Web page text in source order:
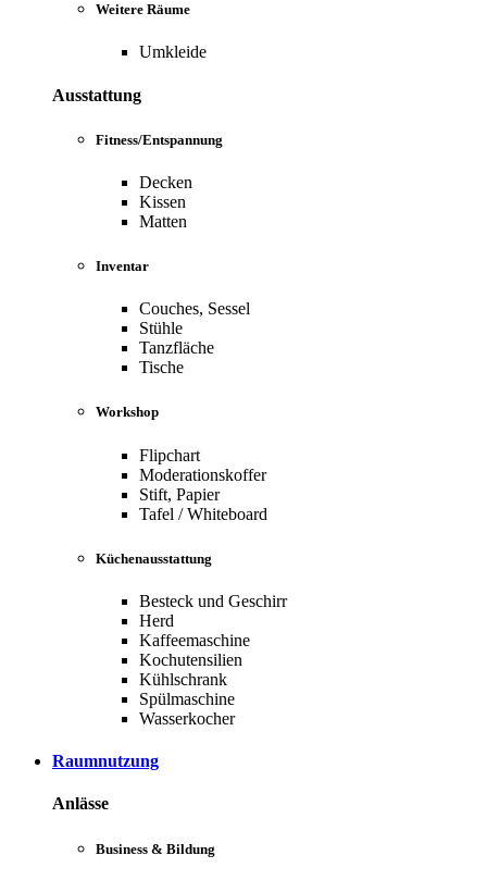
Weitere Räume
Umkleide
Ausstattung
Fitness/Entspannung
Decken
Kissen
Matten
Inventar
Couches, Sessel
Stühle
Tanzfläche
Tische
Workshop
Flipchart
Moderationskoffer
Stift, Papier
Tafel / Whiteboard
Küchenausstattung
Besteck und Geschirr
Herd
Kaffeemaschine
Kochutensilien
Kühlschrank
Spülmaschine
Wasserkocher
Raumnutzung
Anlässe
Business & Bildung